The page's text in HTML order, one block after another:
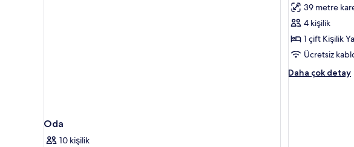
Oda
10 kişilik
apartment
için
tüm
fotoğrafları
görün
39 metre
4 kişilik
1 çift Kişilik
Ücretsiz
Daha çok detay
1-